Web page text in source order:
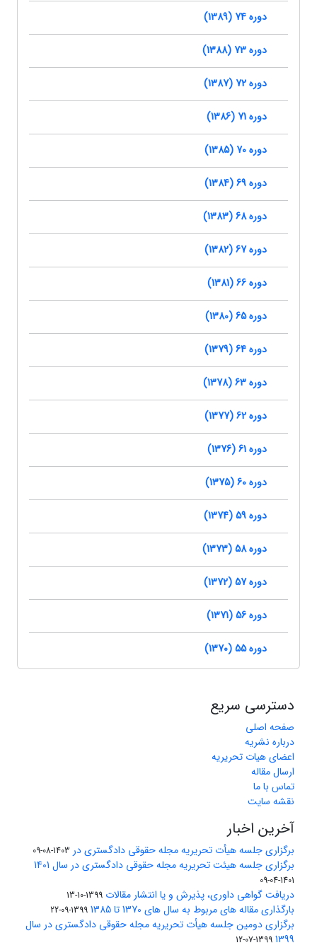
دوره 74 (1389)
دوره 73 (1388)
دوره 72 (1387)
دوره 71 (1386)
دوره 70 (1385)
دوره 69 (1384)
دوره 68 (1383)
دوره 67 (1382)
دوره 66 (1381)
دوره 65 (1380)
دوره 64 (1379)
دوره 63 (1378)
دوره 62 (1377)
دوره 61 (1376)
دوره 60 (1375)
دوره 59 (1374)
دوره 58 (1373)
دوره 57 (1372)
دوره 56 (1371)
دوره 55 (1370)
دسترسی سریع
صفحه اصلی
درباره نشریه
اعضای هیات تحریریه
ارسال مقاله
تماس با ما
نقشه سایت
آخرین اخبار
برگزاری جلسه هیأت تحریریه مجله حقوقی دادگستری در 1403-08-09
برگزاری جلسه هیئت تحریریه مجله حقوقی دادگستری در سال 1401
1401-04-09
دریافت گواهی داوری، پذیرش و یا انتشار مقالات 1399-10-13
بارگذاری مقاله های مربوط به سال های 1370 تا 1385 1399-09-22
برگزاری دومین جلسه هیأت تحریریه مجله حقوقی دادگستری در سال
1399
1399-07-12